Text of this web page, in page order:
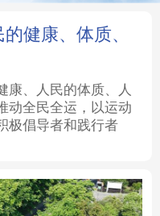
银龄 溯源中国
时尚 悦读
健康、体质、
康、人民的体质、人
动全民全运，以运动
极倡导者和践行者